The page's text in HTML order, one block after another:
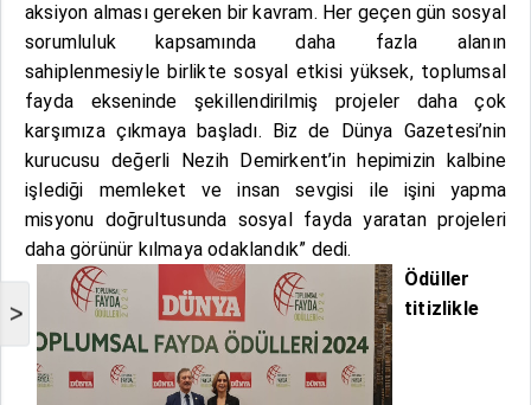
>
aksiyon alması gereken bir kavram. Her geçen gün sosyal
sorumluluk kapsamında daha fazla alanın
sahiplenmesiyle birlikte sosyal etkisi yüksek, toplumsal
fayda ekseninde şekillendirilmiş projeler daha çok
karşımıza çıkmaya başladı. Biz de Dünya Gazetesi’nin
kurucusu değerli Nezih Demirkent’in hepimizin kalbine
işlediği memleket ve insan sevgisi ile işini yapma
misyonu doğrultusunda sosyal fayda yaratan projeleri
daha görünür kılmaya odaklandık” dedi.
Ödüller
titizlikle